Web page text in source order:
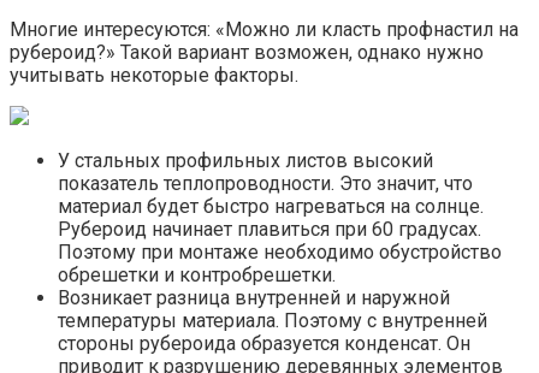
Многие интересуются: «Можно ли класть профнастил на
рубероид?» Такой вариант возможен, однако нужно
учитывать некоторые факторы.
У стальных профильных листов высокий
показатель теплопроводности. Это значит, что
материал будет быстро нагреваться на солнце.
Рубероид начинает плавиться при 60 градусах.
Поэтому при монтаже необходимо обустройство
обрешетки и контробрешетки.
Возникает разница внутренней и наружной
температуры материала. Поэтому с внутренней
стороны рубероида образуется конденсат. Он
приводит к разрушению деревянных элементов